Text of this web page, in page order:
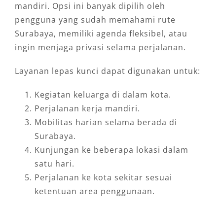
mandiri. Opsi ini banyak dipilih oleh
pengguna yang sudah memahami rute
Surabaya, memiliki agenda fleksibel, atau
ingin menjaga privasi selama perjalanan.
Layanan lepas kunci dapat digunakan untuk:
Kegiatan keluarga di dalam kota.
Perjalanan kerja mandiri.
Mobilitas harian selama berada di
Surabaya.
Kunjungan ke beberapa lokasi dalam
satu hari.
Perjalanan ke kota sekitar sesuai
ketentuan area penggunaan.